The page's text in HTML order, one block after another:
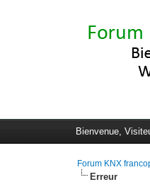
Bienvenue,
Forum KNX
Erreur